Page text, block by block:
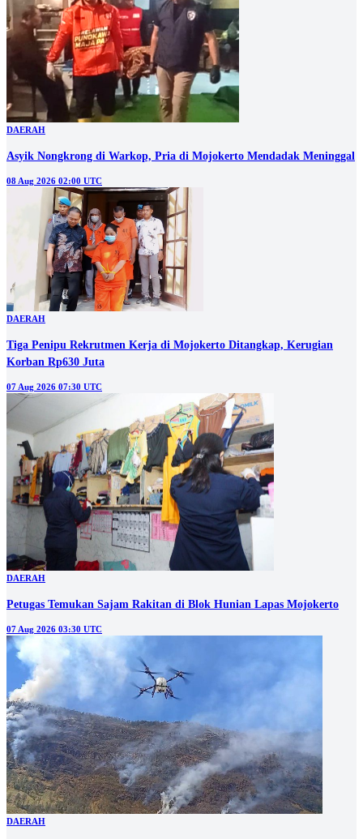
DAERAH
Asyik Nongkrong di Warkop, Pria di Mojokerto Mendadak Meninggal
08 Aug 2026 02:00 UTC
DAERAH
Tiga Penipu Rekrutmen Kerja di Mojokerto Ditangkap, Kerugian
Korban Rp630 Juta
07 Aug 2026 07:30 UTC
DAERAH
Petugas Temukan Sajam Rakitan di Blok Hunian Lapas Mojokerto
07 Aug 2026 03:30 UTC
DAERAH